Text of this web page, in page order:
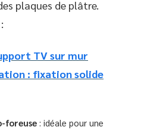
plaques de plâtre.
TV sur mur
: fixation solide
foreuse : idéale pour une